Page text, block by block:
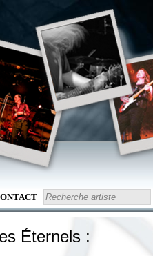
Éternels :